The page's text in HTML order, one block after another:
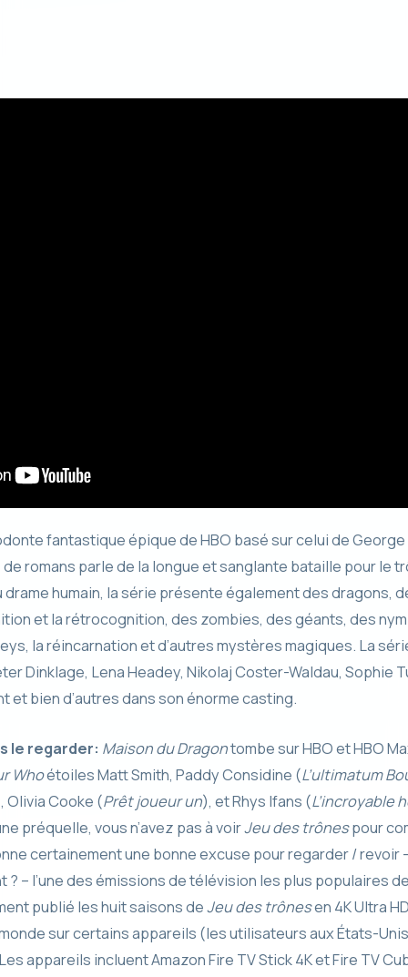
fantastique épique de HBO basé sur celui de George
romans parle de la longue et sanglante bataille pour le
drame humain, la série présente également des dragons,
et la rétrocognition, des zombies, des géants, des
la réincarnation et d’autres mystères magiques. La
Dinklage, Lena Headey, Nikolaj Coster-Waldau, Sophie
et bien d’autres dans son énorme casting.
le regarder: Maison du Dragontombe sur HBO et HBO
Whoétoiles Matt Smith, Paddy Considine (L’ultimatum
Olivia Cooke (Prêt joueur un), et Rhys Ifans (L’incroyable
préquelle, vous n’avez pas à voirJeu des trônespour
certainement une bonne excuse pour regarder / revoir
? – l’une des émissions de télévision les plus populaires
publié les huit saisons deJeu des trônesen 4K Ultra
sur certains appareils (les utilisateurs aux États-
appareils incluent Amazon Fire TV Stick 4K et Fire TV